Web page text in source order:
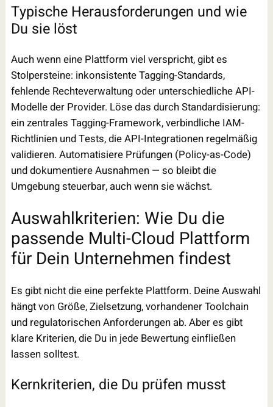
Typische Herausforderungen und wie
Du sie löst
Auch wenn eine Plattform viel verspricht, gibt es
Stolpersteine: inkonsistente Tagging-Standards,
fehlende Rechteverwaltung oder unterschiedliche API-
Modelle der Provider. Löse das durch Standardisierung:
ein zentrales Tagging-Framework, verbindliche IAM-
Richtlinien und Tests, die API-Integrationen regelmäßig
validieren. Automatisiere Prüfungen (Policy-as-Code)
und dokumentiere Ausnahmen — so bleibt die
Umgebung steuerbar, auch wenn sie wächst.
Auswahlkriterien: Wie Du die
passende Multi-Cloud Plattform
für Dein Unternehmen findest
Es gibt nicht die eine perfekte Plattform. Deine Auswahl
hängt von Größe, Zielsetzung, vorhandener Toolchain
und regulatorischen Anforderungen ab. Aber es gibt
klare Kriterien, die Du in jede Bewertung einfließen
lassen solltest.
Kernkriterien, die Du prüfen musst